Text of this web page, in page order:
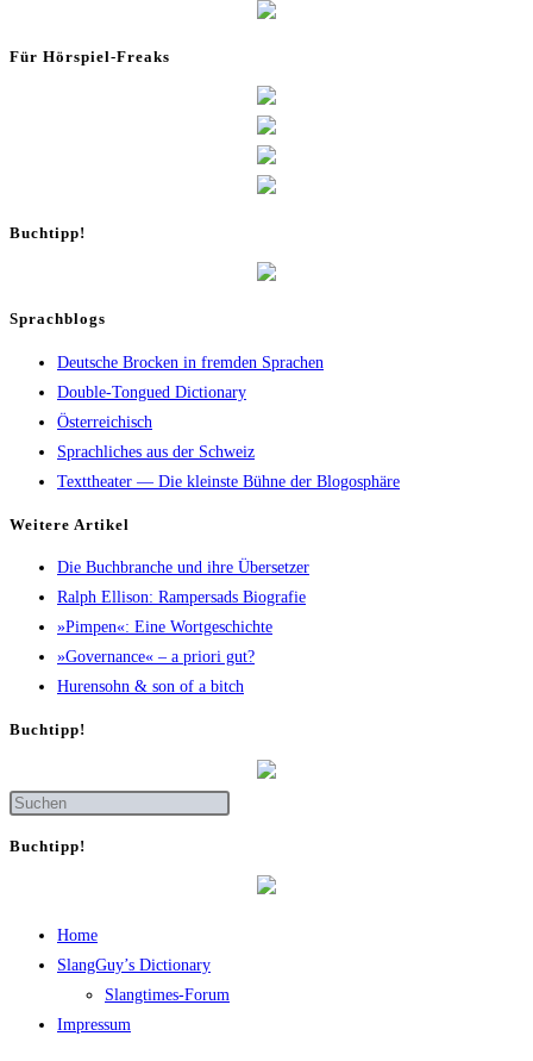
Für Hör­spiel-Freaks
Buch­tipp!
Sprachblogs
Deutsche Brocken in fremden Sprachen
Double-Tongued Dictionary
Österreichisch
Sprachliches aus der Schweiz
Texttheater — Die kleinste Bühne der Blogosphäre
Wei­te­re Artikel
Die Buch­bran­che und ihre Übersetzer
Ralph Elli­son: Ram­pers­ads Biografie
»Pim­pen«: Eine Wortgeschichte
»Gover­nan­ce« – a prio­ri gut?
Huren­sohn & son of a bitch
Buch­tipp!
Buch­tipp!
Home
SlangGuy’s Dic­tion­a­ry
Slang­times-Forum
Impres­sum